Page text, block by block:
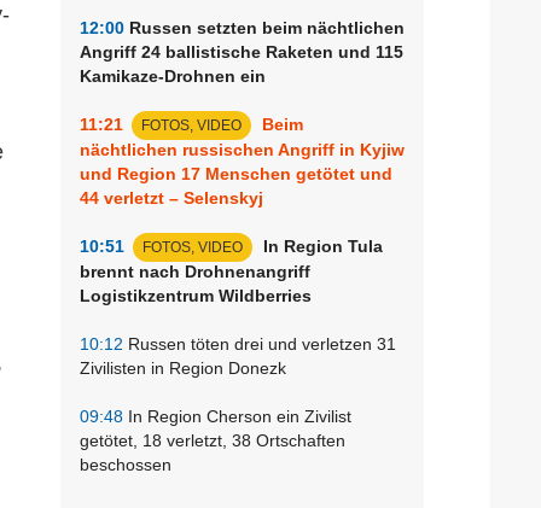
12:00 Russen setzten beim nächtlichen
Angriff 24 ballistische Raketen und 115
Kamikaze-Drohnen ein
11:21 FOTOS, VIDEO
Beim
nächtlichen russischen Angriff in Kyjiw
und Region 17 Menschen getötet und
44 verletzt – Selenskyj
10:51 FOTOS, VIDEO
In Region Tula
brennt nach Drohnenangriff
Logistikzentrum Wildberries
10:12 Russen töten drei und verletzen 31
Zivilisten in Region Donezk
09:48 In Region Cherson ein Zivilist
getötet, 18 verletzt, 38 Ortschaften
beschossen